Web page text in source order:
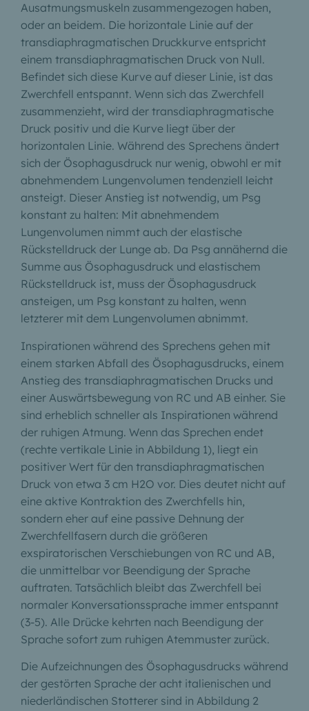
Ausatmungsmuskeln zusammengezogen haben,
oder an beidem. Die horizontale Linie auf der
transdiaphragmatischen Druckkurve entspricht
einem transdiaphragmatischen Druck von Null.
Befindet sich diese Kurve auf dieser Linie, ist das
Zwerchfell entspannt. Wenn sich das Zwerchfell
zusammenzieht, wird der transdiaphragmatische
Druck positiv und die Kurve liegt über der
horizontalen Linie. Während des Sprechens ändert
sich der Ösophagusdruck nur wenig, obwohl er mit
abnehmendem Lungenvolumen tendenziell leicht
ansteigt. Dieser Anstieg ist notwendig, um Psg
konstant zu halten: Mit abnehmendem
Lungenvolumen nimmt auch der elastische
Rückstelldruck der Lunge ab. Da Psg annähernd die
Summe aus Ösophagusdruck und elastischem
Rückstelldruck ist, muss der Ösophagusdruck
ansteigen, um Psg konstant zu halten, wenn
letzterer mit dem Lungenvolumen abnimmt.
Inspirationen während des Sprechens gehen mit
einem starken Abfall des Ösophagusdrucks, einem
Anstieg des transdiaphragmatischen Drucks und
einer Auswärtsbewegung von RC und AB einher. Sie
sind erheblich schneller als Inspirationen während
der ruhigen Atmung. Wenn das Sprechen endet
(rechte vertikale Linie in Abbildung 1), liegt ein
positiver Wert für den transdiaphragmatischen
Druck von etwa 3 cm H2O vor. Dies deutet nicht auf
eine aktive Kontraktion des Zwerchfells hin,
sondern eher auf eine passive Dehnung der
Zwerchfellfasern durch die größeren
exspiratorischen Verschiebungen von RC und AB,
die unmittelbar vor Beendigung der Sprache
auftraten. Tatsächlich bleibt das Zwerchfell bei
normaler Konversationssprache immer entspannt
(3-5). Alle Drücke kehrten nach Beendigung der
Sprache sofort zum ruhigen Atemmuster zurück.
Die Aufzeichnungen des Ösophagusdrucks während
der gestörten Sprache der acht italienischen und
niederländischen Stotterer sind in Abbildung 2